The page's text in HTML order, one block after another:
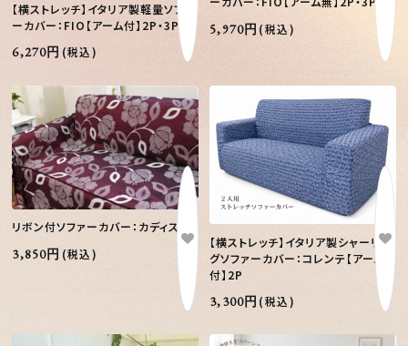
【横ストレッチ】イタリア製軽量ソファ
ーカバー：FIO【アーム付】2P・3P
6,270円 (税込)
5,970円 (税込)
リボン付ソファーカバー：カディス
3,850円 (税込)
【横ストレッチ】イタリア製シャーリン
グソファーカバー：コレンテ【アーム
付】2P
3,300円 (税込)